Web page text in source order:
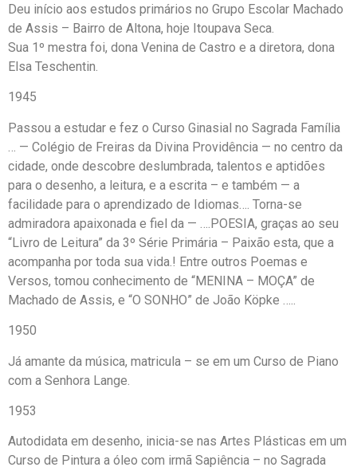
Deu início aos estudos primários no Grupo Escolar Machado
de Assis – Bairro de Altona, hoje Itoupava Seca.
Sua 1º mestra foi, dona Venina de Castro e a diretora, dona
Elsa Teschentin.
1945
Passou a estudar e fez o Curso Ginasial no Sagrada Família
… — Colégio de Freiras da Divina Providência — no centro da
cidade, onde descobre deslumbrada, talentos e aptidões
para o desenho, a leitura, e a escrita – e também — a
facilidade para o aprendizado de Idiomas…. Torna-se
admiradora apaixonada e fiel da — ….POESIA, graças ao seu
“Livro de Leitura” da 3º Série Primária – Paixão esta, que a
acompanha por toda sua vida.! Entre outros Poemas e
Versos, tomou conhecimento de “MENINA – MOÇA” de
Machado de Assis, e “O SONHO” de João Köpke …..
1950
Já amante da música, matricula – se em um Curso de Piano
com a Senhora Lange.
1953
Autodidata em desenho, inicia-se nas Artes Plásticas em um
Curso de Pintura a óleo com irmã Sapiência – no Sagrada